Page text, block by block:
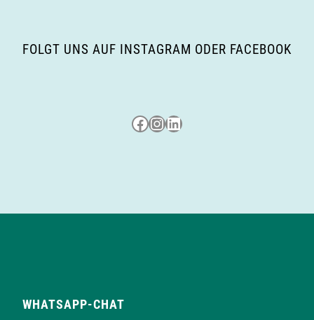
FOLGT UNS AUF INSTAGRAM ODER FACEBOOK
Besuche uns auf Facebook
Besuche uns auf Instagram
LinkedIn
WHATSAPP-CHAT